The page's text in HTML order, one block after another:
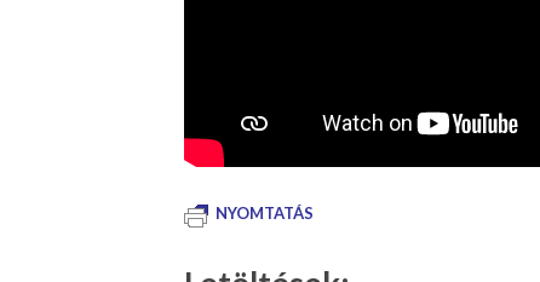
NYOMTATÁS